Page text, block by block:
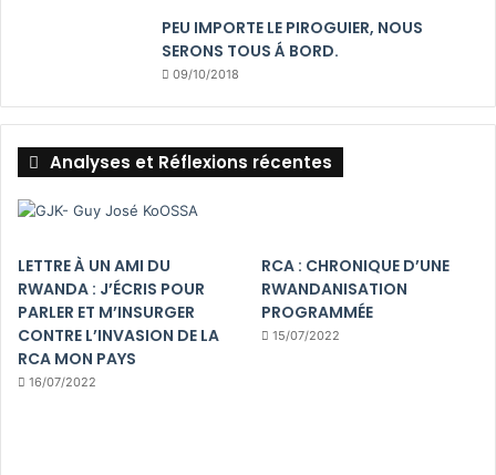
PEU IMPORTE LE PIROGUIER, NOUS
SERONS TOUS Á BORD.
09/10/2018
Analyses et Réflexions récentes
LETTRE À UN AMI DU
RWANDA : J’ÉCRIS POUR
PARLER ET M’INSURGER
CONTRE L’INVASION DE LA
RCA MON PAYS
16/07/2022
RCA : CHRONIQUE D’UNE
RWANDANISATION
PROGRAMMÉE
15/07/2022